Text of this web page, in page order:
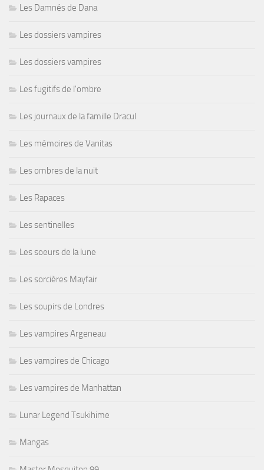
Les Damnés de Dana
Les dossiers vampires
Les dossiers vampires
Les fugitifs de l'ombre
Les journaux de la famille Dracul
Les mémoires de Vanitas
Les ombres de la nuit
Les Rapaces
Les sentinelles
Les soeurs de la lune
Les sorcières Mayfair
Les soupirs de Londres
Les vampires Argeneau
Les vampires de Chicago
Les vampires de Manhattan
Lunar Legend Tsukihime
Mangas